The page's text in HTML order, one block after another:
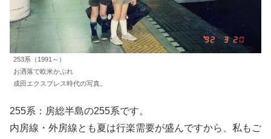
253系（1991～）
お洒落で欧米かぶれ
成田エクスプレス時代の写真。
255系：房総半島の255系です。
内房線・外房線とも夏は行楽需要が盛んですから、私もご